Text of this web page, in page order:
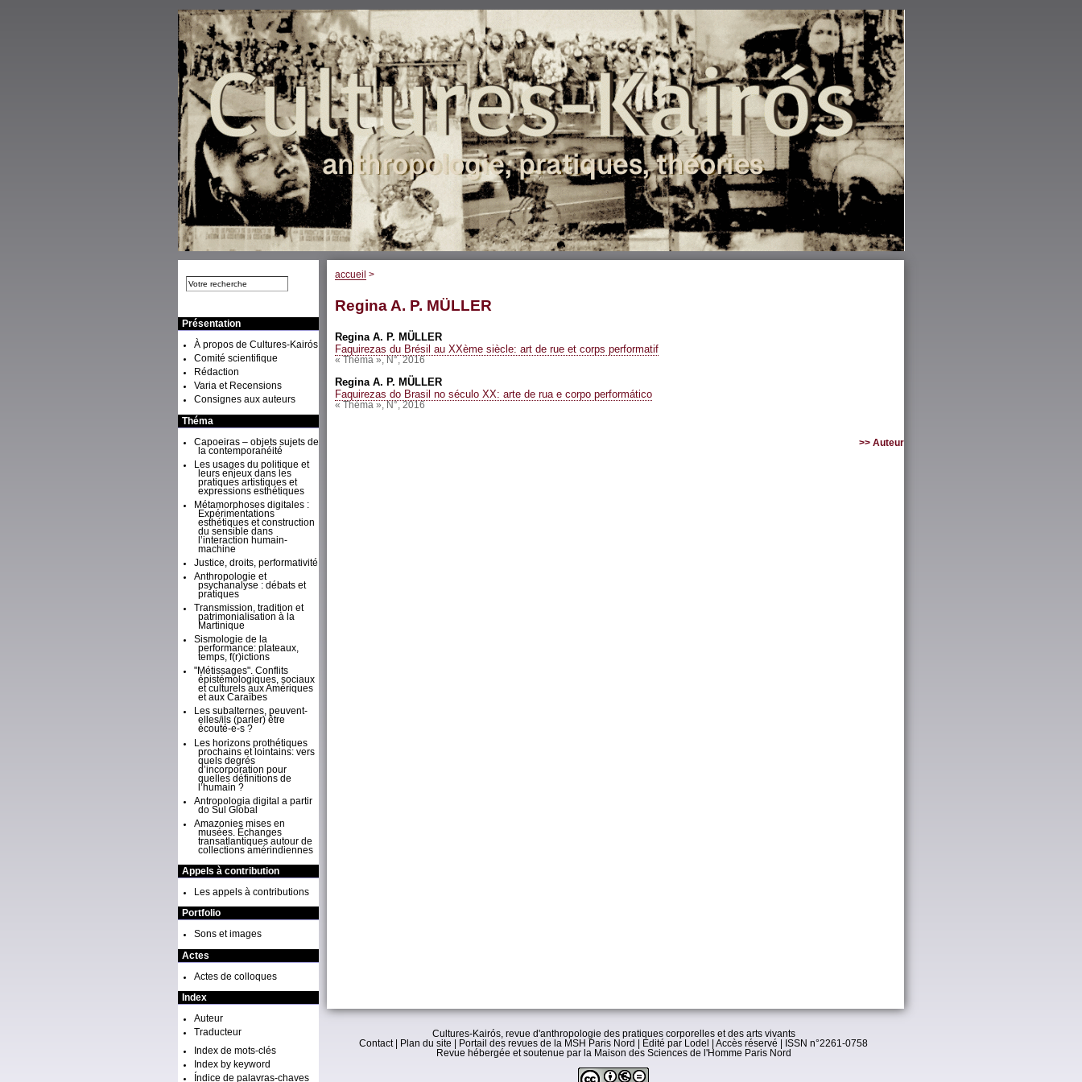
accueil >
Regina A. P. MÜLLER
Regina A. P. MÜLLER
Faquirezas du Brésil au XXème siècle: art de rue et corps performatif
« Théma », N°, 2016
Regina A. P. MÜLLER
Faquirezas do Brasil no século XX: arte de rua e corpo performático
« Théma », N°, 2016
>> Auteur
Présentation
À propos de Cultures-Kairós
Comité scientifique
Rédaction
Varia et Recensions
Consignes aux auteurs
Théma
Capoeiras – objets sujets de
la contemporanéité
Les usages du politique et
leurs enjeux dans les
pratiques artistiques et
expressions esthétiques
Métamorphoses digitales :
Expérimentations
esthétiques et construction
du sensible dans
l’interaction humain-
machine
Justice, droits, performativité
Anthropologie et
psychanalyse : débats et
pratiques
Transmission, tradition et
patrimonialisation à la
Martinique
Sismologie de la
performance: plateaux,
temps, f(r)ictions
"Métissages". Conflits
épistémologiques, sociaux
et culturels aux Amériques
et aux Caraïbes
Les subalternes, peuvent-
elles/ils (parler) être
écouté-e-s ?
Les horizons prothétiques
prochains et lointains: vers
quels degrés
d’incorporation pour
quelles définitions de
l’humain ?
Antropologia digital a partir
do Sul Global
Amazonies mises en
musées. Échanges
transatlantiques autour de
collections amérindiennes
Appels à contribution
Les appels à contributions
Portfolio
Sons et images
Actes
Actes de colloques
Index
Auteur
Traducteur
Index de mots-clés
Index by keyword
Índice de palavras-chaves
Cultures-Kairós, revue d'anthropologie des pratiques corporelles et des arts vivants
Contact| Plan du site Portail des revues de la MSH Paris Nord Edité par Lodel Accès réservé | ISSN n°2261-0758
Revue hébergée et soutenue par la Maison des Sciences de l'Homme Paris Nord